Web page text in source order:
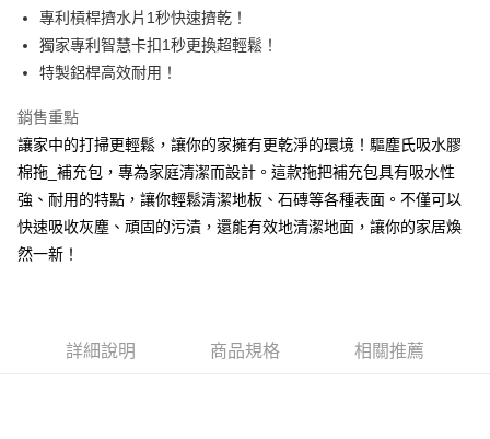
Google Pay
AFTEE先享後付
相關說明
AFTEE先享後付是「在收到商品之後才付款」的支付方式。 讓您購物簡單
便利好安心！
１．簡單：不需註冊會員、不需綁卡、不需儲值。
２．便利：只要手機號碼，簡訊認證，即可結帳。
３．安心：先確認商品／服務後，再付款。
【「AFTEE先享後付」結帳流程】
１．於結帳方式選擇「AFTEE先享後付」後，將跳轉至「AFTEE先享後付」
ATM／網路銀行／等多元方式進行付款，方視為交易完成。
※ 請注意：結帳手續完成當下不需立刻繳費，但若您需要取消訂單，請聯絡
ATM付款
運送方式
全家取貨付款
7-11取貨付款
專利槓桿擠水片1秒快速擠乾！
獨家專利智慧卡扣1秒更換超輕鬆！
特製鋁桿高效耐用！
銷售重點
讓家中的打掃更輕鬆，讓你的家擁有更乾淨的環境！驅塵氏吸水膠
棉拖_補充包，專為家庭清潔而設計。這款拖把補充包具有吸水性
強、耐用的特點，讓你輕鬆清潔地板、石磚等各種表面。不僅可以
快速吸收灰塵、頑固的污漬，還能有效地清潔地面，讓你的家居煥
然一新！
詳細說明 商品規格 相關推薦